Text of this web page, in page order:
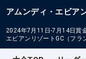
アムンディ・エビア
2024年7月11日-7月14日賞
エビアンリゾートGC（フラ